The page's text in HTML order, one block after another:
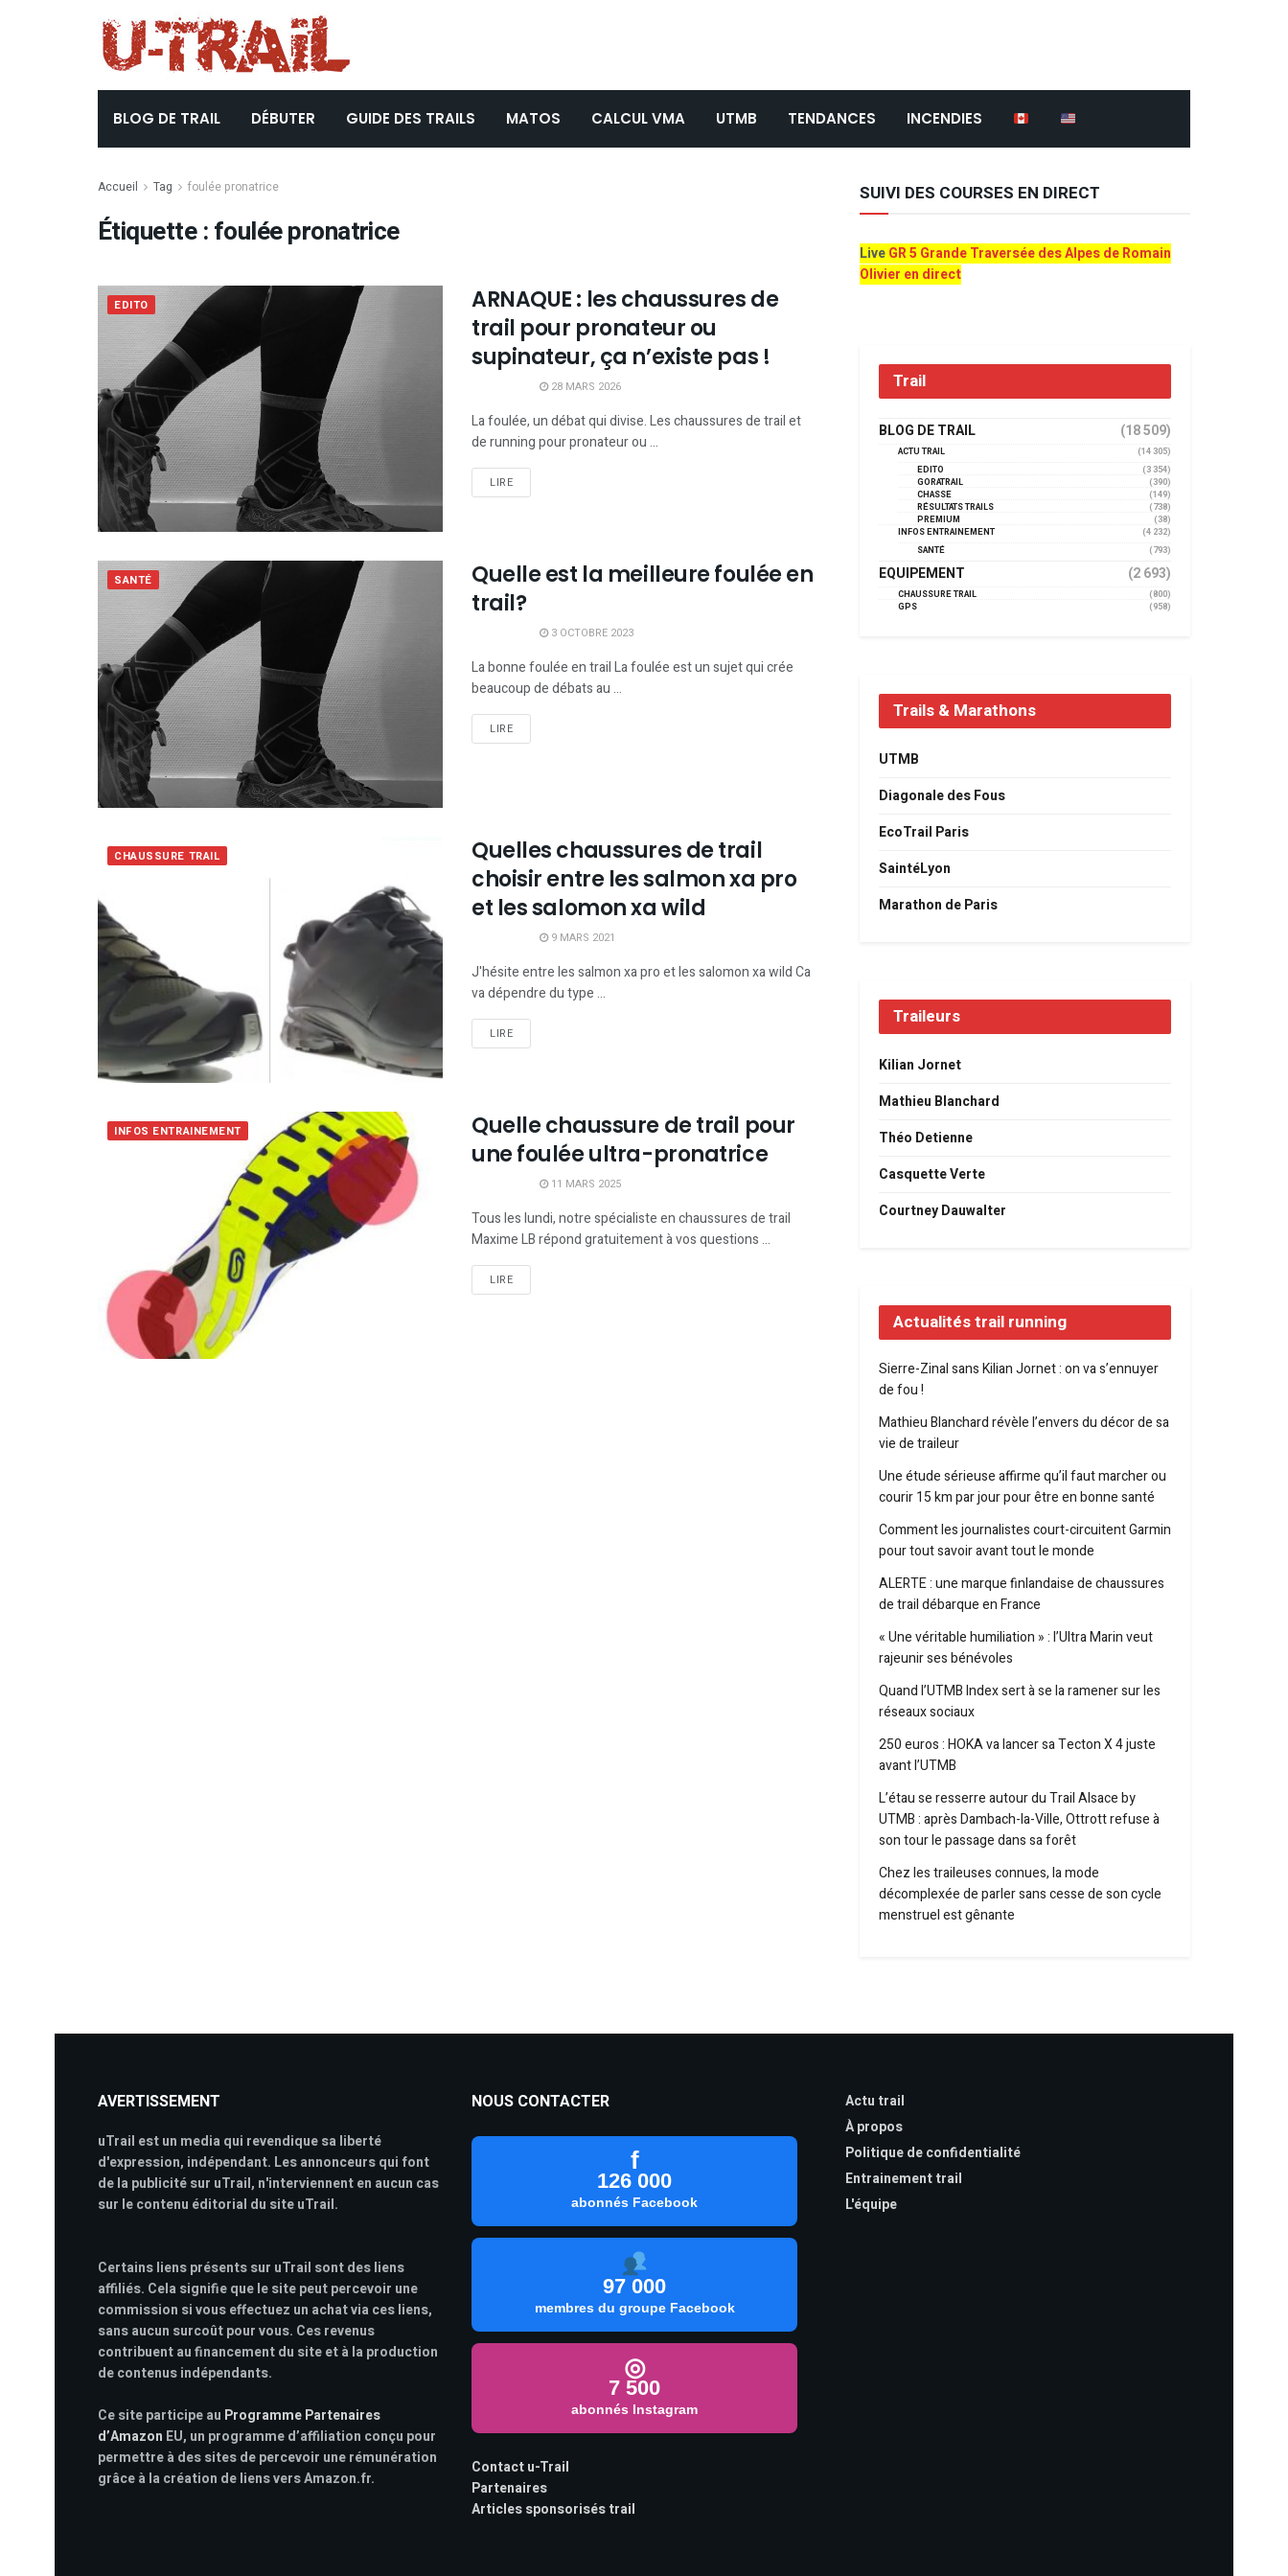
BLOG DE TRAIL DÉBUTER GUIDE DES TRAILS MATOS CALCUL VMA UTMB TENDANCES INCENDIES
Accueil Tag foulée pronatrice
Étiquette :foulée pronatrice
EDITO
ARNAQUE : les chaussures de
trail pour pronateur ou
supinateur, ça n’existe pas !
28 MARS 2026
La foulée, un débat qui divise. Les chaussures de trail et
de running pour pronateur ou ...
LIRE
SANTÉ
Quelle est la meilleure foulée en
trail?
3 OCTOBRE 2023
La bonne foulée en trail La foulée est un sujet qui crée
beaucoup de débats au ...
LIRE
CHAUSSURE TRAIL
Quelles chaussures de trail
choisir entre les salmon xa pro
et les salomon xa wild
9 MARS 2021
J'hésite entre les salmon xa pro et les salomon xa wild Ca
va dépendre du type ...
LIRE
INFOS ENTRAINEMENT
Quelle chaussure de trail pour
une foulée ultra-pronatrice
11 MARS 2025
Tous les lundi, notre spécialiste en chaussures de trail
Maxime LB répond gratuitement à vos questions ...
LIRE
SUIVI DES COURSES EN DIRECT
LiveGR 5 Grande Traversée des Alpes de Romain
Olivier en direct
Trail
BLOG DE TRAIL (18 509)
ACTU TRAIL
(14 305)
EDITO
(3 354)
GORATRAIL
(390)
CHASSE
(149)
RÉSULTATS TRAILS
(738)
PREMIUM
(38)
INFOS ENTRAINEMENT
(4 232)
SANTÉ
(793)
EQUIPEMENT (2 693)
CHAUSSURE TRAIL
(800)
GPS
(958)
Trails & Marathons
UTMB
Diagonale des Fous
EcoTrail Paris
SaintéLyon
Marathon de Paris
Traileurs
Kilian Jornet
Mathieu Blanchard
Théo Detienne
Casquette Verte
Courtney Dauwalter
Actualités trail running
Sierre-Zinal sans Kilian Jornet : on va s’ennuyer
de fou !
Mathieu Blanchard révèle l’envers du décor de sa
vie de traileur
Une étude sérieuse affirme qu’il faut marcher ou
courir 15 km par jour pour être en bonne santé
Comment les journalistes court-circuitent Garmin
pour tout savoir avant tout le monde
ALERTE : une marque finlandaise de chaussures
de trail débarque en France
« Une véritable humiliation » : l’Ultra Marin veut
rajeunir ses bénévoles
Quand l’UTMB Index sert à se la ramener sur les
réseaux sociaux
250 euros : HOKA va lancer sa Tecton X 4 juste
avant l’UTMB
L’étau se resserre autour du Trail Alsace by
UTMB : après Dambach-la-Ville, Ottrott refuse à
son tour le passage dans sa forêt
Chez les traileuses connues, la mode
décomplexée de parler sans cesse de son cycle
menstruel est gênante
AVERTISSEMENT
uTrail est un media qui revendique sa liberté
d'expression, indépendant. Les annonceurs qui font
de la publicité sur uTrail, n'interviennent en aucun cas
sur le contenu éditorial du site uTrail.
Certains liens présents sur uTrail sont des liens
affiliés. Cela signifie que le site peut percevoir une
commission si vous effectuez un achat via ces liens,
sans aucun surcoût pour vous. Ces revenus
contribuent au financement du site et à la production
de contenus indépendants.
Ce site participe au Programme Partenaires
d’Amazon EU, un programme d’affiliation conçu pour
permettre à des sites de percevoir une rémunération
grâce à la création de liens vers Amazon.fr.
NOUS CONTACTER
f
126 000
abonnés Facebook
97 000
membres du groupe Facebook
◎
7 500
abonnés Instagram
Contact u-Trail
Partenaires
Articles sponsorisés trail
Actu trail
À propos
Politique de confidentialité
Entrainement trail
L'équipe